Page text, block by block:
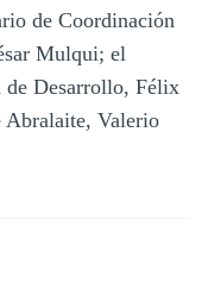
de Coordinación
Mulqui; el
de Desarrollo, Félix
Abralaite, Valerio